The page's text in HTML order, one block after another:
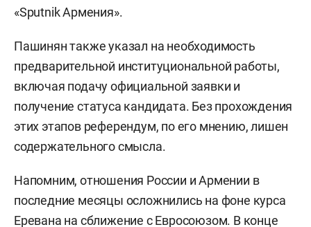
«Sputnik Армения».
Пашинян также указал на необходимость
предварительной институциональной работы,
включая подачу официальной заявки и
получение статуса кандидата. Без прохождения
этих этапов референдум, по его мнению, лишен
содержательного смысла.
Напомним, отношения России и Армении в
последние месяцы осложнились на фоне курса
Еревана на сближение с Евросоюзом. В конце